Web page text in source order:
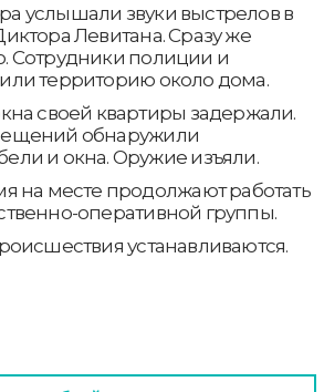
услышали звуки выстрелов в
Левитана. Сразу же
Сотрудники полиции и
территорию около дома.
своей квартиры задержали.
обнаружили
и окна. Оружие изъяли.
на месте продолжают работать
оперативной группы.
устанавливаются.